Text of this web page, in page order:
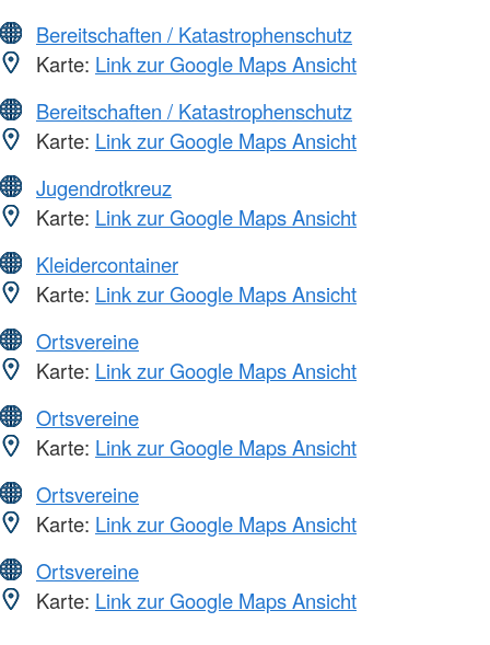
Bereitschaften / Katastrophenschutz
Karte: Link zur Google Maps Ansicht
Bereitschaften / Katastrophenschutz
Karte: Link zur Google Maps Ansicht
Jugendrotkreuz
Karte: Link zur Google Maps Ansicht
Kleidercontainer
Karte: Link zur Google Maps Ansicht
Ortsvereine
Karte: Link zur Google Maps Ansicht
Ortsvereine
Karte: Link zur Google Maps Ansicht
Ortsvereine
Karte: Link zur Google Maps Ansicht
Ortsvereine
Karte: Link zur Google Maps Ansicht